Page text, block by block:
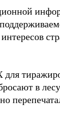
в